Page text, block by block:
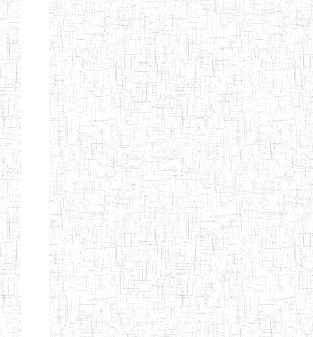
Etablissements
d'enseignement
normal
ENI
Chercher:
Effacer les filtres
Denomination
Type